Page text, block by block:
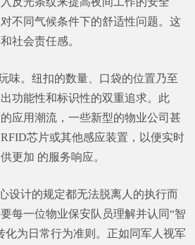
不同气候条件下的舒适性问题。这
社会责任感。
味。纽扣的数量、口袋的位置乃至
功能性和标识性的双重追求。此
应用潮流，一些新型的物业公司甚
芯片或其他感应装置，以便实时
更加 的服务响应。
设计的规定都无法脱离人的执行而
每一位物业保安队员理解并认同“智
化为日常行为准则。正如同军人视军